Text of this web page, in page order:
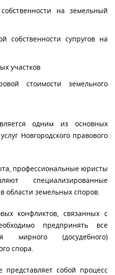
на земельный
собственности супругов на
участков
стоимости земельного
одним из основных
Новгородского правового
профессиональные юристы
специализированные
области земельных споров.
конфликтов, связанных с
предпринять все
(досудебного)
спора.
представляет собой процесс